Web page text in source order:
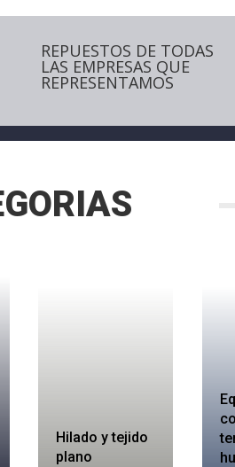
REPUESTOS DE TODAS
LAS EMPRESAS QUE
REPRESENTAMOS
Hilado y tejido
plano